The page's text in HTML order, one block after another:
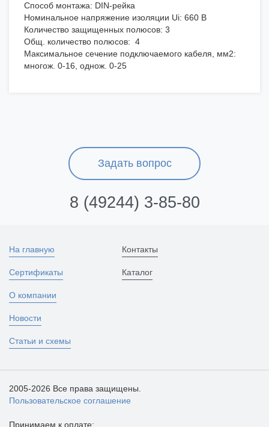
Способ монтажа: DIN-рейка
Номинальное напряжение изоляции Ui: 660 В
Количество защищенных полюсов: 3
Общ. количество полюсов: 4
Максимальное сечение подключаемого кабеля, мм2:
многож. 0-16, однож. 0-25
Задать вопрос
8 (49244) 3-85-80
На главную
Сертификаты
О компании
Новости
Статьи и схемы
Контакты
Каталог
2005-2026 Все права защищены.
Пользовательское соглашение
Принимаем к оплате: